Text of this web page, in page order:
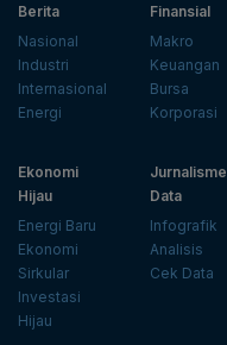
Berita
Nasional
Industri
Internasional
Energi
Finansial
Makro
Keuangan
Bursa
Korporasi
Ekonomi
Hijau
Energi Baru
Ekonomi
Sirkular
Investasi
Hijau
Jurnalisme
Data
Infografik
Analisis
Cek Data